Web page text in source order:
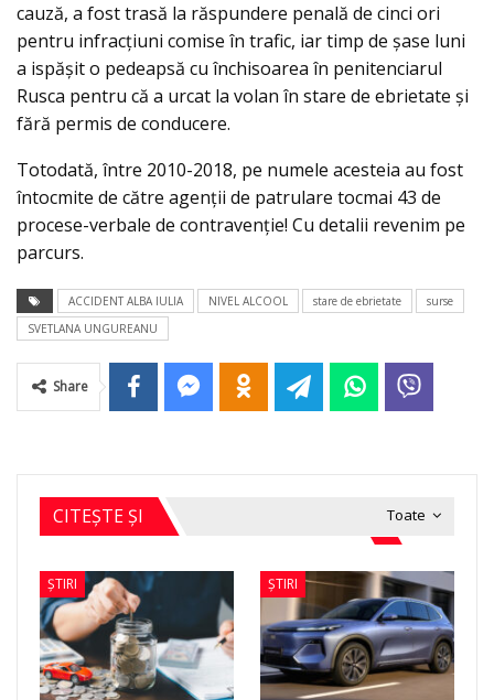
cauză, a fost trasă la răspundere penală de cinci ori
pentru infracțiuni comise în trafic, iar timp de șase luni
a ispășit o pedeapsă cu închisoarea în penitenciarul
Rusca pentru că a urcat la volan în stare de ebrietate și
fără permis de conducere.
Totodată, între 2010-2018, pe numele acesteia au fost
întocmite de către agenții de patrulare tocmai 43 de
procese-verbale de contravenție! Cu detalii revenim pe
parcurs.
ACCIDENT ALBA IULIA NIVEL ALCOOL stare de ebrietate
surse
SVETLANA UNGUREANU
Share
Toate
CITEȘTE ȘI
ȘTIRI ȘTIRI